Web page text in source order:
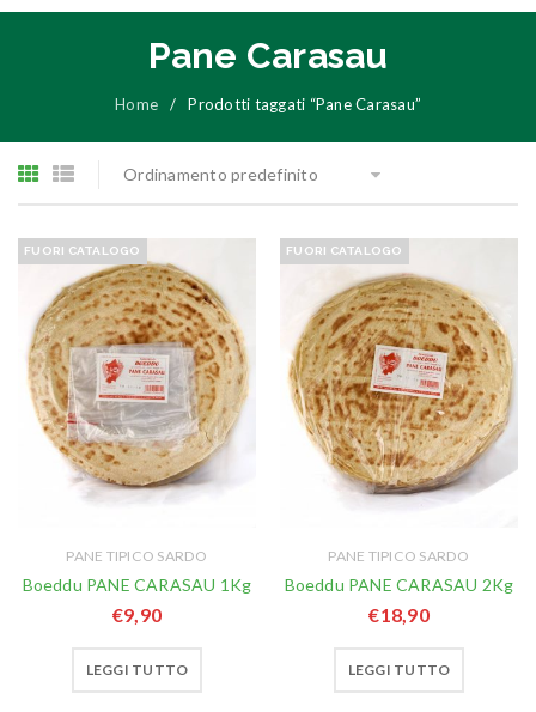
Pane Carasau
Home / Prodotti taggati “Pane Carasau”
Ordinamento predefinito
FUORI CATALOGO
PANE TIPICO SARDO
Boeddu PANE CARASAU 1Kg
€9,90
LEGGI TUTTO
FUORI CATALOGO
PANE TIPICO SARDO
Boeddu PANE CARASAU 2Kg
€18,90
LEGGI TUTTO